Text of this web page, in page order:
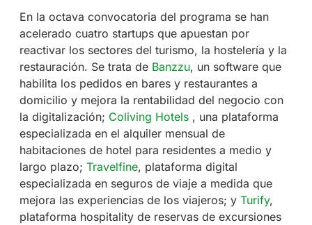
En la octava convocatoria del programa se han
acelerado cuatro startups que apuestan por
reactivar los sectores del turismo, la hostelería y la
restauración. Se trata de Banzzu, un software que
habilita los pedidos en bares y restaurantes a
domicilio y mejora la rentabilidad del negocio con
la digitalización; Coliving Hotels , una plataforma
especializada en el alquiler mensual de
habitaciones de hotel para residentes a medio y
largo plazo; Travelfine, plataforma digital
especializada en seguros de viaje a medida que
mejora las experiencias de los viajeros; y Turify,
plataforma hospitality de reservas de excursiones